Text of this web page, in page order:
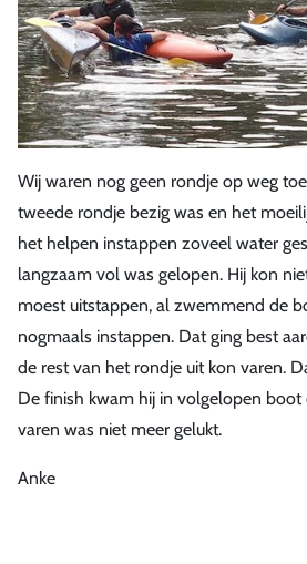
Wij waren nog geen rondje op weg
tweede rondje bezig was en het
het helpen instappen zoveel water
langzaam vol was gelopen. Hij kon
moest uitstappen, al zwemmend de
nogmaals instappen. Dat ging best
de rest van het rondje uit kon varen.
De finish kwam hij in volgelopen boot
varen was niet meer gelukt.
Anke